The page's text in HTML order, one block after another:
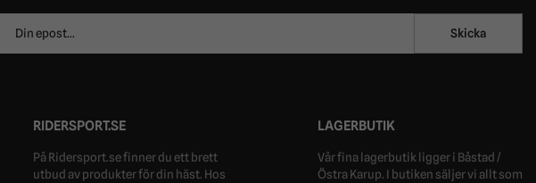
postadress
Skicka
RIDERSPORT.SE
På Ridersport.se finner du ett brett
utbud av produkter för din häst. Hos
LAGERBUTIK
Vår fina lagerbutik ligger i Båstad /
Östra Karup. I butiken säljer vi allt som